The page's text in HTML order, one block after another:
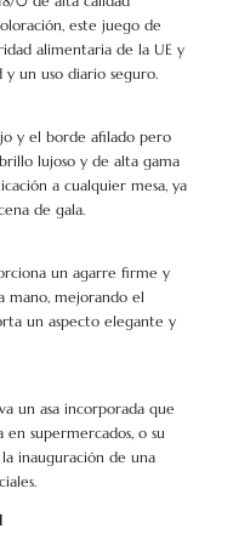
este juego de
alimentaria de la UE y
y un uso diario seguro.
y el borde afilado pero
lujoso y de alta gama
a cualquier mesa, ya
de gala.
un agarre firme y
mano, mejorando el
un aspecto elegante y
un asa incorporada que
supermercados, o su
inauguración de una